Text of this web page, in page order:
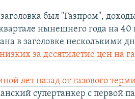
был "Газпром", доходы
нынешнего года на
в заголовке несколькими
за десятилетие цен на
лет назад от газового
супертанкер с первой